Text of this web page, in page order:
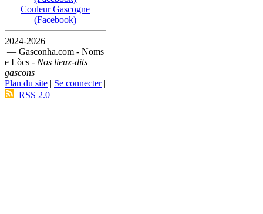
Couleur Gascogne
(Facebook)
2024-2026
— Gasconha.com - Noms
e Lòcs - Nos lieux-dits
gascons
Plan du site | Se connecter|
RSS 2.0